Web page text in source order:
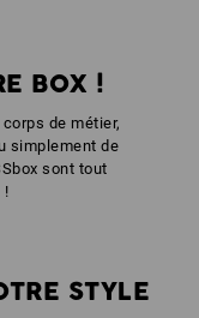
BOX !
de métier,
simplement de
sont tout
!
STYLE